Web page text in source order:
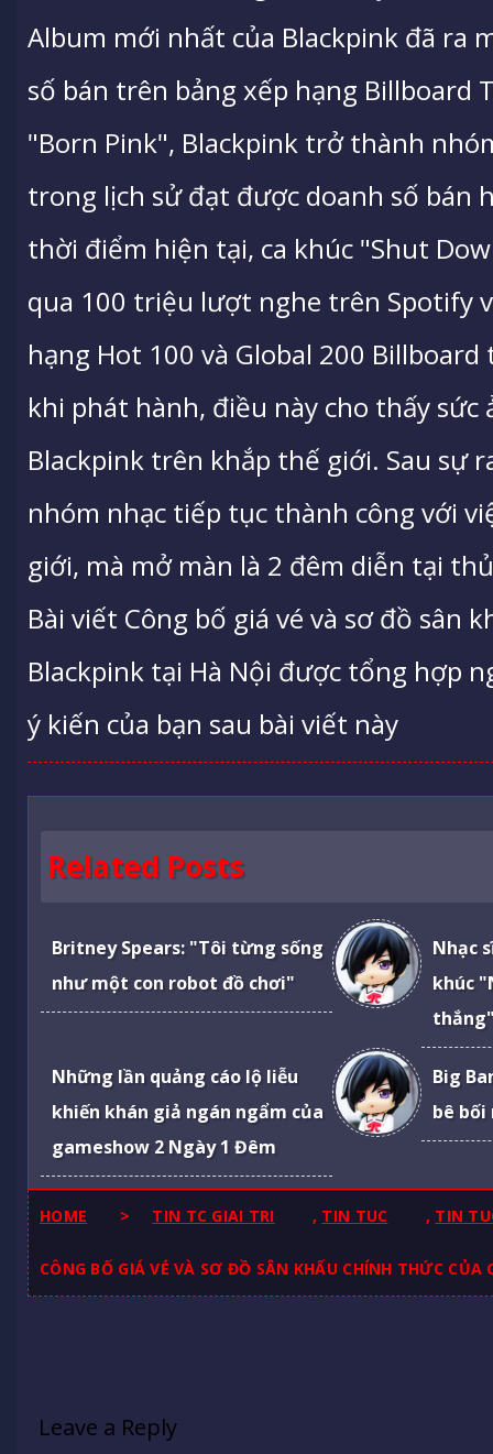
Album mới nhất của Blackpink đã ra
số bán trên bảng xếp hạng Billboard
"Born Pink", Blackpink trở thành
trong lịch sử đạt được doanh số bán
thời điểm hiện tại, ca khúc "Shut
qua 100 triệu lượt nghe trên Spotify
hạng Hot 100 và Global 200
khi phát hành, điều này cho thấy
Blackpink trên khắp thế giới. Sau sự
nhóm nhạc tiếp tục thành công với
giới, mà mở màn là 2 đêm diễn tại
Bài viết Công bố giá vé và sơ đồ sân
Blackpink tại Hà Nội được tổng hợp
ý kiến của bạn sau bài viết này
Related Posts
Britney Spears: "Tôi từng sống
như một con robot đồ chơi"
Nhạc
khúc
Những lần quảng cáo lộ liễu
khiến khán giả ngán ngẩm của
gameshow 2 Ngày 1 Đêm
Big
bê bối
HOME > TIN TC GIAI TRI , TIN TUC , TIN
CÔNG BỐ GIÁ VÉ VÀ SƠ ĐỒ SÂN KHẤU CHÍNH THỨC CỦA
Leave a Reply